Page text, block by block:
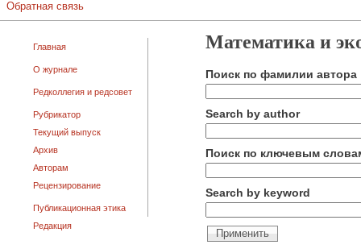
Обратная связь
Главная
О журнале
Редколлегия и редсовет
Рубрикатор
Текущий выпуск
Архив
Авторам
Рецензирование
Публикационная этика
Редакция
Математика и
Поиск по фамилии автора
Search by author
Поиск по ключевым
Search by keyword